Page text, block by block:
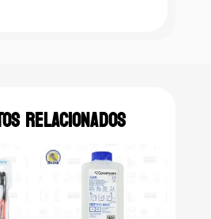
RELACIONADOS